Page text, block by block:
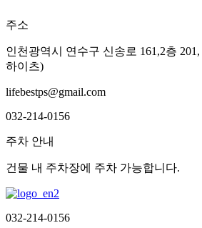
주소
인천광역시 연수구 신송로 161,2층
하이츠)
lifebestps@gmail.com
032-214-0156
주차 안내
건물 내 주차장에 주차 가능합니다.
032-214-0156